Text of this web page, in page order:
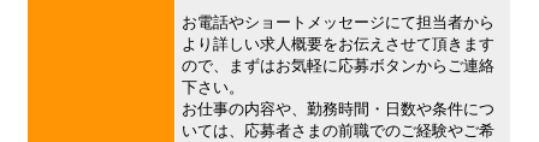
お電話やショートメッセージにて担当者から
より詳しい求人概要をお伝えさせて頂きます
ので、まずはお気軽に応募ボタンからご連絡
下さい。
お仕事の内容や、勤務時間・日数や条件につ
いては、応募者さまの前職でのご経験やご希